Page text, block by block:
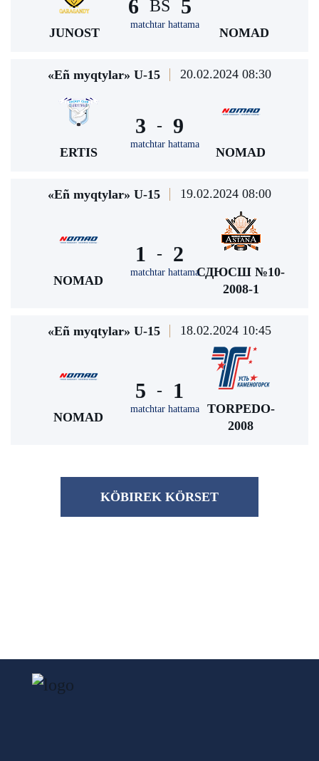
JUNOST
6 BS
matchtar hattama
5
NOMAD
«Eñ myqtylar» U-15 20.02.2024 08:30
ERTIS
3 -
matchtar hattama
9
NOMAD
«Eñ myqtylar» U-15 19.02.2024 08:00
NOMAD
1 -
matchtar hattama
2
СДЮСШ №10-
2008-1
«Eñ myqtylar» U-15 18.02.2024 10:45
NOMAD
5 -
matchtar hattama
1
TORPEDO-
2008
KÖBІREK KÖRSET